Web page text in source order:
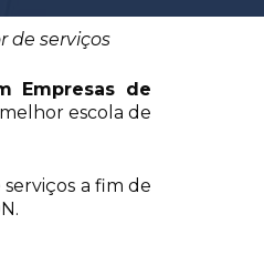
de serviços
Empresas de
escola de
a fim de